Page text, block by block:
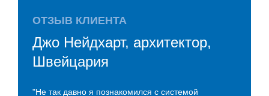
ОТЗЫВ КЛИЕНТА
Джо Нейдхарт, архитектор,
Швейцария
"Не так давно я познакомился с системой